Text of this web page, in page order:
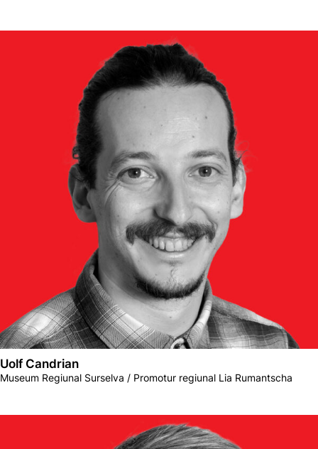
Uolf Candrian
Museum Regiunal Surselva / Promotur regiunal Lia Rumantscha